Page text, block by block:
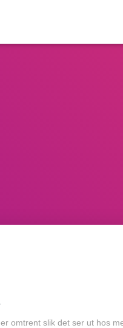
omtrent slik det ser ut hos